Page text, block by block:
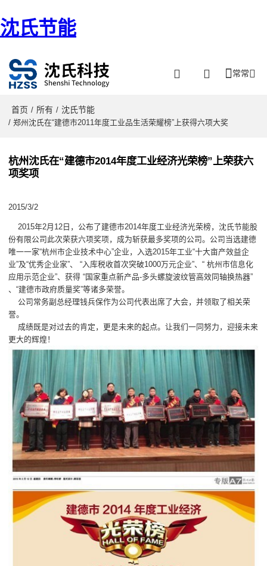
沈氏节能
常常
首页 / 所有 / 沈氏节能
/ 郑州沈氏在“建德市2011年度工业品生活荣耀榜”上获得六项大奖
杭州沈氏在“建德市2014年度工业经济光荣榜”上荣获六
项奖项
2015/3/2
2015年2月12日，公布了建德市2014年度工业经济光荣榜，沈氏节能股
份有限公司此次荣获六项奖项，成为斩获最多奖项的公司。公司当选建德
唯一一家“杭州市企业技术中心”企业，入选2015年工业“十大亩产效益企
业”及“优秀企业家”、 “入库税收首次突破1000万元企业”、“ 杭州市信息化
应用示范企业”、获得 “国家重点新产品-多头螺旋波纹管高效同轴换热器”
、“建德市政府质量奖”等诸多荣誉。
公司常务副总经理钱兵保作为公司代表出席了大会，并领取了相关荣
誉。
成绩既是对过去的肯定，更是未来的起点。让我们一同努力，迎接未来
更大的辉煌！